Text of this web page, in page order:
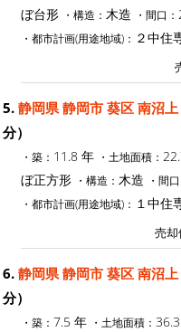
ぼ台形 ・構造： 木造 ・間口：
・都市計画(用途地域)： ２中
5. 静岡県 静岡市 葵区 南沼上
分）
・築： 11.8 年 ・土地面積：
ぼ正方形 ・構造： 木造 ・間口
・都市計画(用途地域)： １中
売
6. 静岡県 静岡市 葵区 南沼上
分）
・築： 7.5 年 ・土地面積：